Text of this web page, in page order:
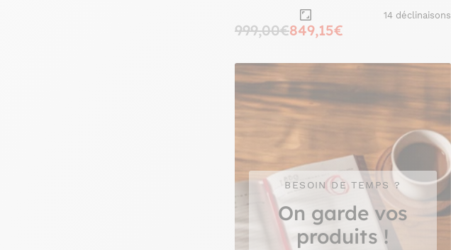
14 déclinaisons
999,00€849,15€
BESOIN DE TEMPS ?
On garde vos
produits !